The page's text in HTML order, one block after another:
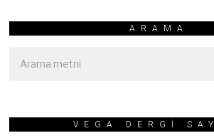
ARAMA
VEGA DERGİ